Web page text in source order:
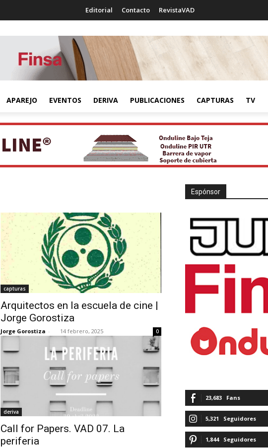
Editorial Contacto RevistaVAD
APAREJO EVENTOS DERIVA PUBLICACIONES CAPTURAS TV
capturas
Arquitectos en la escuela de cine |
Jorge Gorostiza
Jorge Gorostiza - 14 febrero, 2025 0
deriva
Call for Papers. VAD 07. La
periferia
Espónsor
23,683 Fans
5,321 Seguidores
1,844 Seguidores